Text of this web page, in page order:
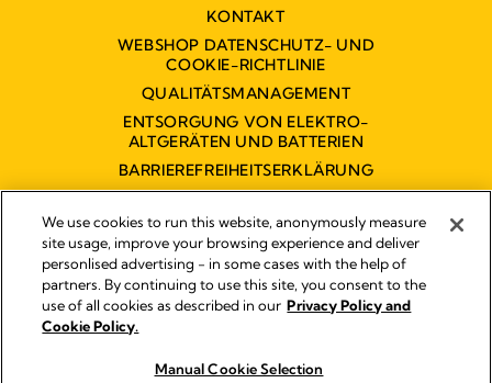
KONTAKT
WEBSHOP DATENSCHUTZ- UND
COOKIE-RICHTLINIE
QUALITÄTSMANAGEMENT
ENTSORGUNG VON ELEKTRO-
ALTGERÄTEN UND BATTERIEN
BARRIEREFREIHEITSERKLÄRUNG
Impressum
Rechtliche Hinweise
We use cookies to run this website, anonymously measure
site usage, improve your browsing experience and deliver
personlised advertising - in some cases with the help of
partners. By continuing to use this site, you consent to the
use of all cookies as described in our Privacy Policy and
Cookie Policy.
Manual Cookie Selection